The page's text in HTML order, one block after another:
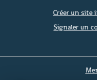
Créer un site
Signaler un